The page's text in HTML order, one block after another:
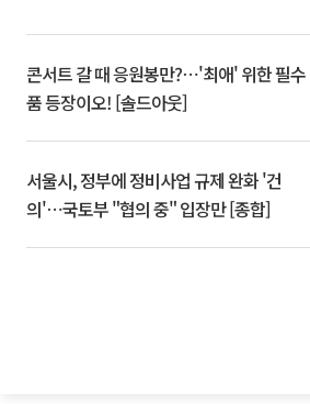
콘서트 갈 때 응원봉만?⋯'최애' 위한 필수
품 등장이오! [솔드아웃]
서울시, 정부에 정비사업 규제 완화 '건
의'⋯국토부 "협의 중" 입장만 [종합]